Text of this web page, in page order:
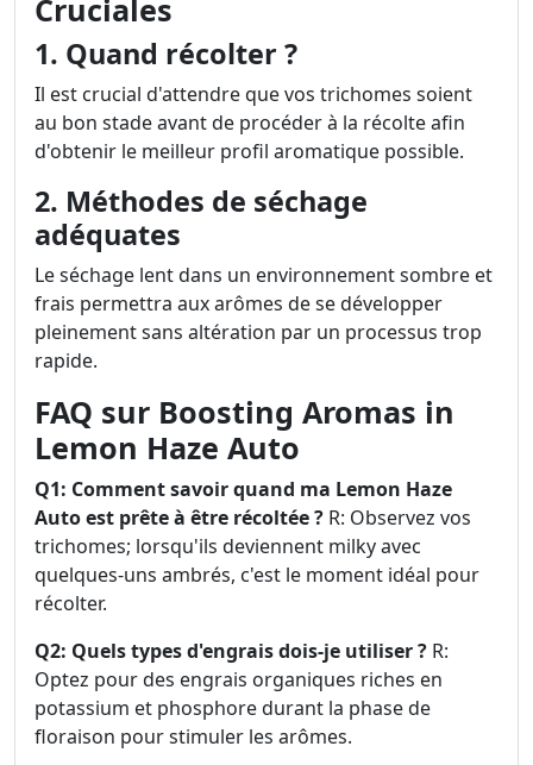
Cruciales
1. Quand récolter ?
Il est crucial d'attendre que vos trichomes soient
au bon stade avant de procéder à la récolte afin
d'obtenir le meilleur profil aromatique possible.
2. Méthodes de séchage
adéquates
Le séchage lent dans un environnement sombre et
frais permettra aux arômes de se développer
pleinement sans altération par un processus trop
rapide.
FAQ sur Boosting Aromas in
Lemon Haze Auto
Q1: Comment savoir quand ma Lemon Haze
Auto est prête à être récoltée ? R: Observez vos
trichomes; lorsqu'ils deviennent milky avec
quelques-uns ambrés, c'est le moment idéal pour
récolter.
Q2: Quels types d'engrais dois-je utiliser ? R:
Optez pour des engrais organiques riches en
potassium et phosphore durant la phase de
floraison pour stimuler les arômes.